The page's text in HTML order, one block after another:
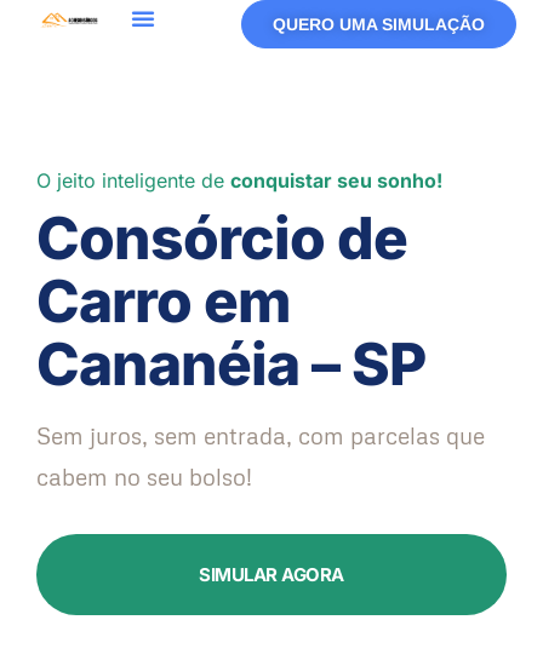
QUERO UMA SIMULAÇÃO
O jeito inteligente de conquistar seu sonho!
Consórcio de
Carro em
Cananéia – SP
Sem juros, sem entrada, com parcelas que
cabem no seu bolso!
SIMULAR AGORA